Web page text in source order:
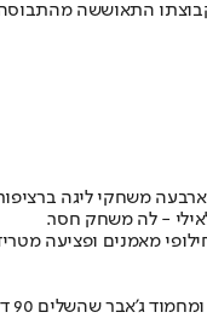
ברשימת הכובשים בבלגיה •